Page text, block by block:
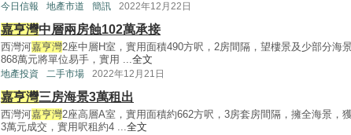
今日信報 地產市道 簡訊 2022年12月22日
嘉亨灣中層兩房蝕102萬承接
西灣河嘉亨灣2座中層H室，實用面積490方呎，2房間隔，望樓景及少部分海
868萬元將單位易手，實用 ...全文
地產投資 二手市場 2022年12月21日
嘉亨灣三房海景3萬租出
西灣河嘉亨灣2座高層A室，實用面積約662方呎，3房套房間隔，擁全海景，
3萬元成交，實用呎租約4 ...全文